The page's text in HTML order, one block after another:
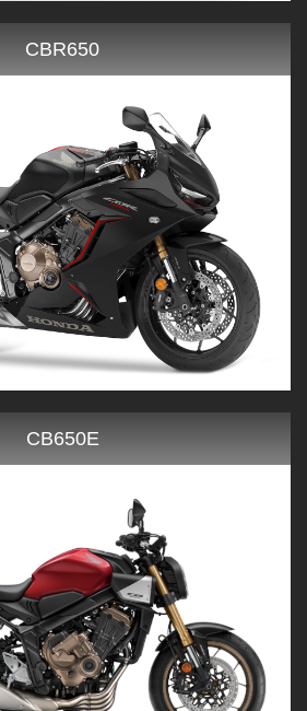
CBR650
CB650E